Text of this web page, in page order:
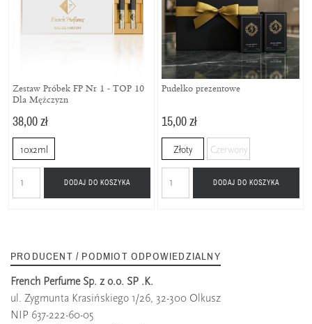
Zestaw Próbek FP Nr 1 - TOP 10
Dla Mężczyzn
38,00 zł
10x2ml
DODAJ DO KOSZYKA
Pudełko prezentowe
15,00 zł
Złoty Czerwony
DODAJ DO KOSZYKA
PRODUCENT / PODMIOT ODPOWIEDZIALNY
French Perfume Sp. z o.o. SP .K.
ul. Zygmunta Krasińskiego 1/26, 32-300 Olkusz
NIP 637-222-60-05